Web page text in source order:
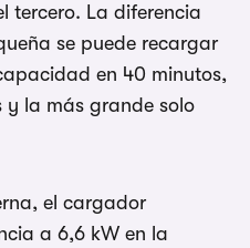
tercero. La diferencia
se puede recargar
en 40 minutos,
y la más grande solo
el cargador
a 6,6 kW en la